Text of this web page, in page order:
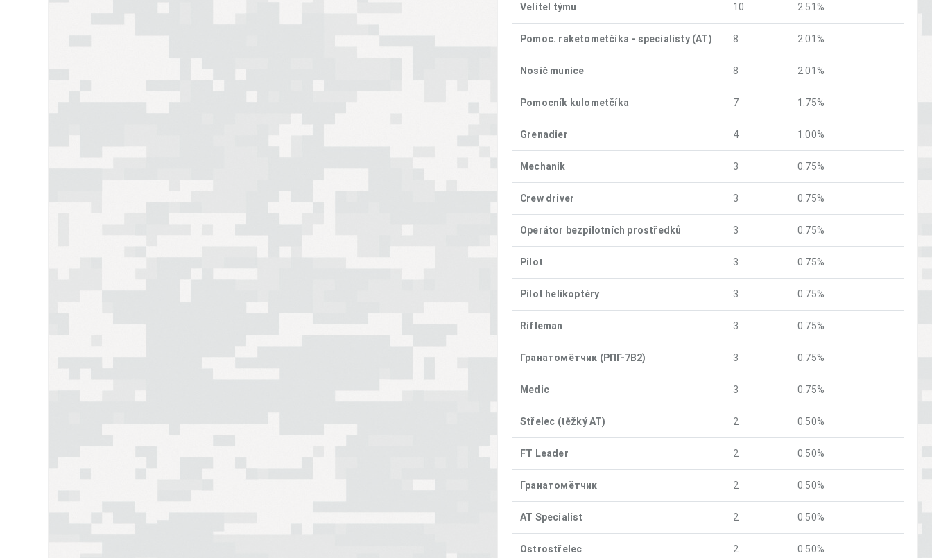
Velitel týmu 10 2.51%
Pomoc. raketometčíka - specialisty (AT) 8 2.01%
Nosič munice 8 2.01%
Pomocník kulometčíka 7 1.75%
Grenadier 4 1.00%
Mechanik 3 0.75%
Crew driver 3 0.75%
Operátor bezpilotních prostředků 3 0.75%
Pilot 3 0.75%
Pilot helikoptéry 3 0.75%
Rifleman 3 0.75%
Гранатомётчик (РПГ-7В2) 3 0.75%
Medic 3 0.75%
Střelec (těžký AT) 2 0.50%
FT Leader 2 0.50%
Гранатомётчик 2 0.50%
AT Specialist 2 0.50%
Ostrostřelec 2 0.50%